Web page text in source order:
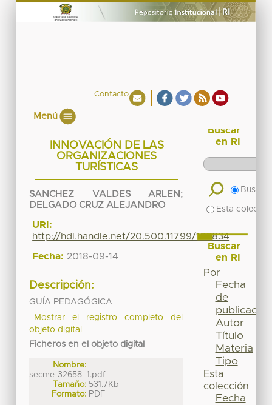
Contacto
Menú
INNOVACIÓN DE LAS
ORGANIZACIONES
TURÍSTICAS
SANCHEZ VALDES ARLEN ;
DELGADO CRUZ ALEJANDRO
URI:
http://hdl.handle.net/20.500.11799/103834
Fecha: 2018-09-14
Descripción:
GUÍA PEDAGÓGICA
Mostrar el registro completo del
objeto digital
Ficheros en el objeto digital
Nombre:
secme-32658_1.pdf
Tamaño: 531.7Kb
Formato: PDF
Buscar
en RI
Buscar
Esta
Buscar
en RI
Por
Fecha
de
publicación
Autor
Título
Materia
Tipo
Esta
colección
Fecha